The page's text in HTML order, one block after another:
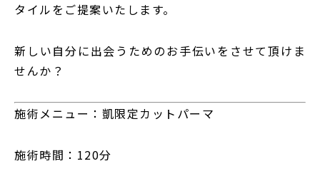
タイルをご提案いたします。
新しい自分に出会うためのお手伝いをさせて頂けま
せんか？
施術メニュー：凱限定カットパーマ
施術時間：120分